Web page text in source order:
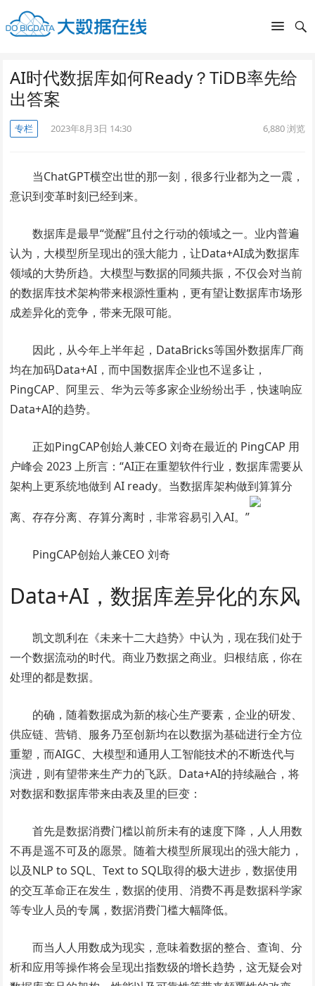
AI时代数据库如何Ready？TiDB率先给
出答案
专栏 2023年8月3日 14:30 6,880浏览
当ChatGPT横空出世的那一刻，很多行业都为之一震，
意识到变革时刻已经到来。
数据库是最早“觉醒”且付之行动的领域之一。业内普遍
认为，大模型所呈现出的强大能力，让Data+AI成为数据库
领域的大势所趋。大模型与数据的同频共振，不仅会对当前
的数据库技术架构带来根源性重构，更有望让数据库市场形
成差异化的竞争，带来无限可能。
因此，从今年上半年起，DataBricks等国外数据库厂商
均在加码Data+AI，而中国数据库企业也不逞多让，
PingCAP、阿里云、华为云等多家企业纷纷出手，快速响应
Data+AI的趋势。
正如PingCAP创始人兼CEO 刘奇在最近的 PingCAP 用
户峰会 2023 上所言：“AI正在重塑软件行业，数据库需要从
架构上更系统地做到 AI ready。当数据库架构做到算算分
离、存存分离、存算分离时，非常容易引入AI。”
PingCAP创始人兼CEO 刘奇
Data+AI，数据库差异化的东风
凯文凯利在《未来十二大趋势》中认为，现在我们处于
一个数据流动的时代。商业乃数据之商业。归根结底，你在
处理的都是数据。
的确，随着数据成为新的核心生产要素，企业的研发、
供应链、营销、服务乃至创新均在以数据为基础进行全方位
重塑，而AIGC、大模型和通用人工智能技术的不断迭代与
演进，则有望带来生产力的飞跃。Data+AI的持续融合，将
对数据和数据库带来由表及里的巨变：
首先是数据消费门槛以前所未有的速度下降，人人用数
不再是遥不可及的愿景。随着大模型所展现出的强大能力，
以及NLP to SQL、Text to SQL取得的极大进步，数据使用
的交互革命正在发生，数据的使用、消费不再是数据科学家
等专业人员的专属，数据消费门槛大幅降低。
而当人人用数成为现实，意味着数据的整合、查询、分
析和应用等操作将会呈现出指数级的增长趋势，这无疑会对